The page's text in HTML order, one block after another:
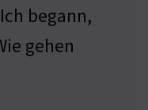
begann,
gehen